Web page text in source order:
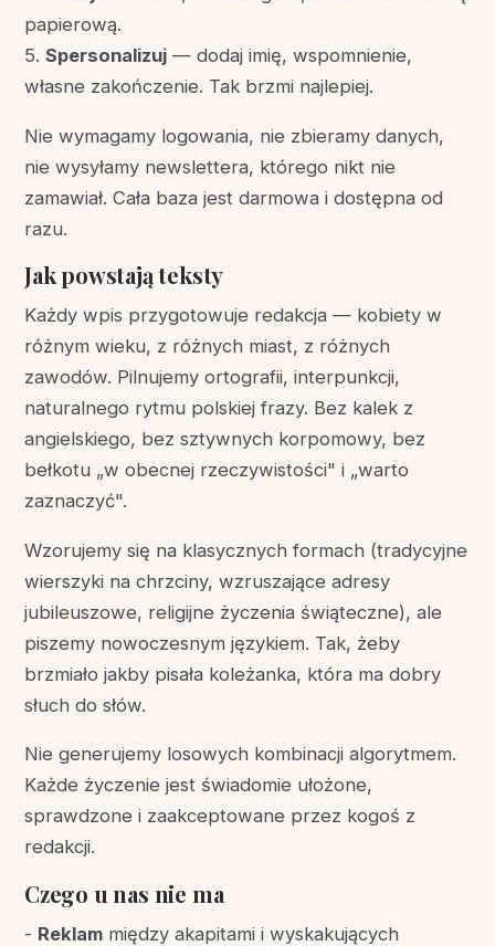
papierową.
5. Spersonalizuj — dodaj imię, wspomnienie,
własne zakończenie. Tak brzmi najlepiej.
Nie wymagamy logowania, nie zbieramy danych,
nie wysyłamy newslettera, którego nikt nie
zamawiał. Cała baza jest darmowa i dostępna od
razu.
Jak powstają teksty
Każdy wpis przygotowuje redakcja — kobiety w
różnym wieku, z różnych miast, z różnych
zawodów. Pilnujemy ortografii, interpunkcji,
naturalnego rytmu polskiej frazy. Bez kalek z
angielskiego, bez sztywnych korpomowy, bez
bełkotu „w obecnej rzeczywistości" i „warto
zaznaczyć".
Wzorujemy się na klasycznych formach (tradycyjne
wierszyki na chrzciny, wzruszające adresy
jubileuszowe, religijne życzenia świąteczne), ale
piszemy nowoczesnym językiem. Tak, żeby
brzmiało jakby pisała koleżanka, która ma dobry
słuch do słów.
Nie generujemy losowych kombinacji algorytmem.
Każde życzenie jest świadomie ułożone,
sprawdzone i zaakceptowane przez kogoś z
redakcji.
Czego u nas nie ma
- Reklam między akapitami i wyskakujących